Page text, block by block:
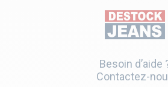
Besoin d’aide
Contactez-